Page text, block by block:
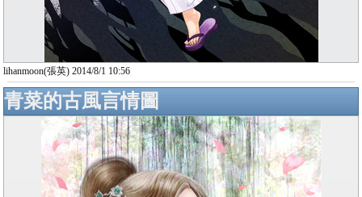
lihanmoon(張英) 2014/8/1 10:56
青菜的古風言情圖